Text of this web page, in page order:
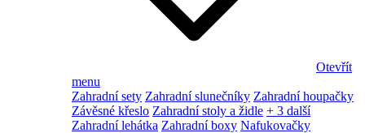
Otevřít
menu
Zahradní sety Zahradní slunečníky Zahradní houpačky
Závěsné křeslo Zahradní stoly a židle + 3 další
Zahradní lehátka Zahradní boxy Nafukovačky